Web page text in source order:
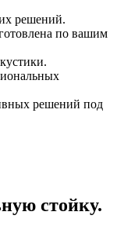
решений.
по вашим
решений под
стойку.